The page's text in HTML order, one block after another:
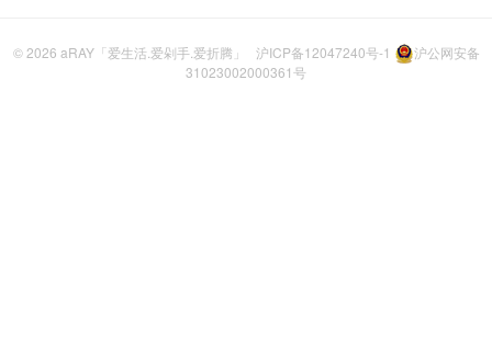
© 2026 aRAY「爱生活.爱剁手.爱折腾」 沪ICP备12047240号-1
沪公网安备
31023002000361号